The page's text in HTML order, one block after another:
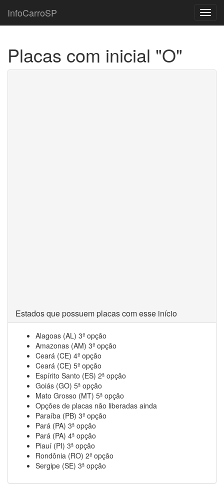
InfoCarroSP
Placas com inicial "O"
Estados que possuem placas com esse início
Alagoas (AL) 3ª opção
Amazonas (AM) 3ª opção
Ceará (CE) 4ª opção
Ceará (CE) 5ª opção
Espírito Santo (ES) 2ª opção
Goiás (GO) 5ª opção
Mato Grosso (MT) 5ª opção
Opções de placas não liberadas ainda
Paraíba (PB) 3ª opção
Pará (PA) 3ª opção
Pará (PA) 4ª opção
Piauí (PI) 3ª opção
Rondônia (RO) 2ª opção
Sergipe (SE) 3ª opção